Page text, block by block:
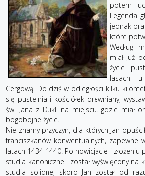
potem
Legenda
jednak
które
Według
miał już
życie
lasach
Cergową. Do dziś w odległości kilku
się pustelnia i kościółek drewniany,
św. Jana z Dukli na miejscu, gdzie miał
bogobojne życie.
Nie znamy przyczyn, dla których Jan
franciszkanów konwentualnych, zapewne
latach 1434-1440. Po nowicjacie i złożeniu
studia kanoniczne i został wyświęcony na
studia solidne, skoro Jan został od